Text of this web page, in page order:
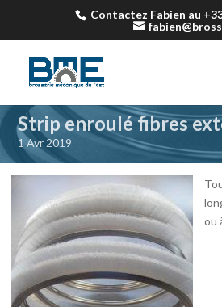
Contactez Fabien au
Strip enroulé fibres
1 Avr 2019
ou